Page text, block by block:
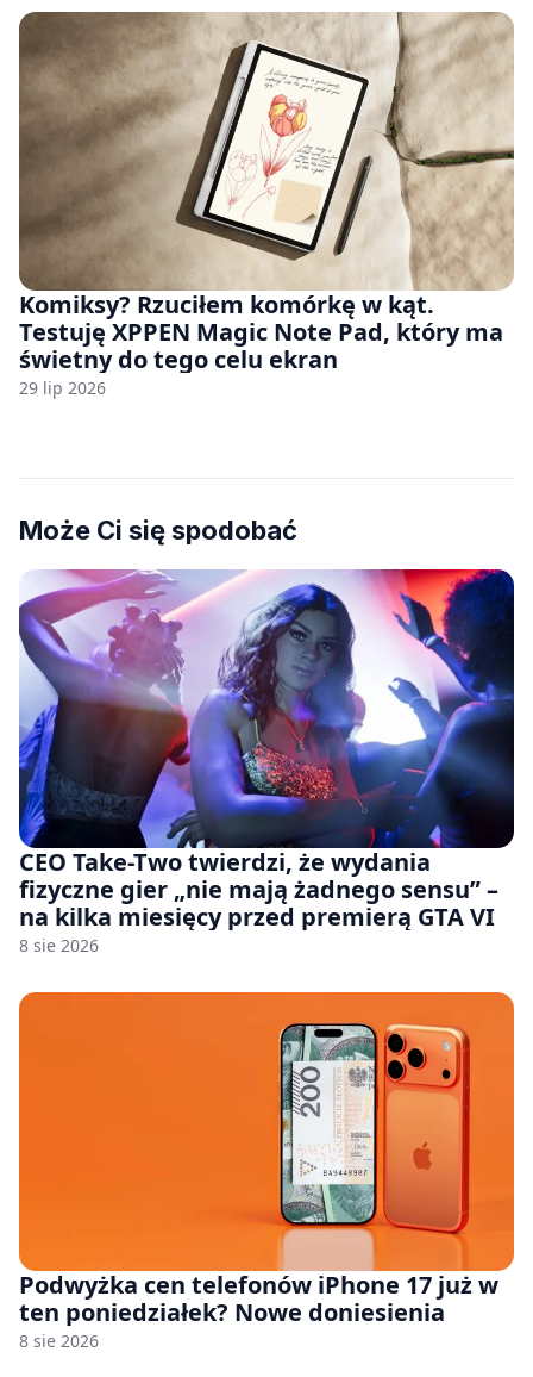
Komiksy? Rzuciłem komórkę w kąt.
Testuję XPPEN Magic Note Pad, który ma
świetny do tego celu ekran
29 lip 2026
Może Ci się spodobać
CEO Take-Two twierdzi, że wydania
fizyczne gier „nie mają żadnego sensu” –
na kilka miesięcy przed premierą GTA VI
8 sie 2026
Podwyżka cen telefonów iPhone 17 już w
ten poniedziałek? Nowe doniesienia
8 sie 2026